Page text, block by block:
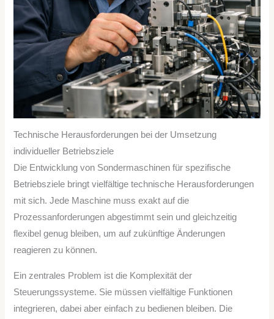
Technische Herausforderungen bei der Umsetzung
individueller Betriebsziele
Die Entwicklung von Sondermaschinen für spezifische
Betriebsziele bringt vielfältige technische Herausforderungen
mit sich. Jede Maschine muss exakt auf die
Prozessanforderungen abgestimmt sein und gleichzeitig
flexibel genug bleiben, um auf zukünftige Änderungen
reagieren zu können.
Ein zentrales Problem ist die Komplexität der
Steuerungssysteme. Sie müssen vielfältige Funktionen
integrieren, dabei aber einfach zu bedienen bleiben. Die